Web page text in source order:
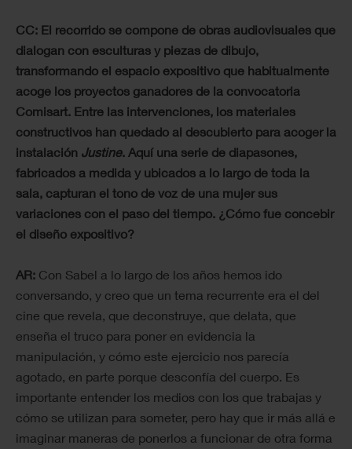
CC: El recorrido se compone de obras audiovisuales que
dialogan con esculturas y piezas de dibujo,
transformando el espacio expositivo que habitualmente
acoge los proyectos ganadores de la convocatoria
Comisart. Entre las intervenciones, los materiales
constructivos han quedado al descubierto para acoger la
instalación Justine. Aquí una serie de diapasones,
fabricados a medida y ubicados a lo largo de toda la
sala, capturan el tono de voz de una mujer sus
variaciones con el paso del tiempo. ¿Cómo fue concebir
el diseño expositivo?
AR: Con Sabel a lo largo de los años hemos ido
conversando, y creo que un tema recurrente era el del
cine que revela, que deconstruye, que delata, que
enseña el truco para poner en evidencia la
manipulación, y cómo este ejercicio nos parecía
agotado, en parte porque desconfía del cuerpo. Es
importante entender los medios con los que trabajas y
cómo se utilizan para someter, pero hay que ir más allá e
imaginar maneras de ponerlos a funcionar de otra forma